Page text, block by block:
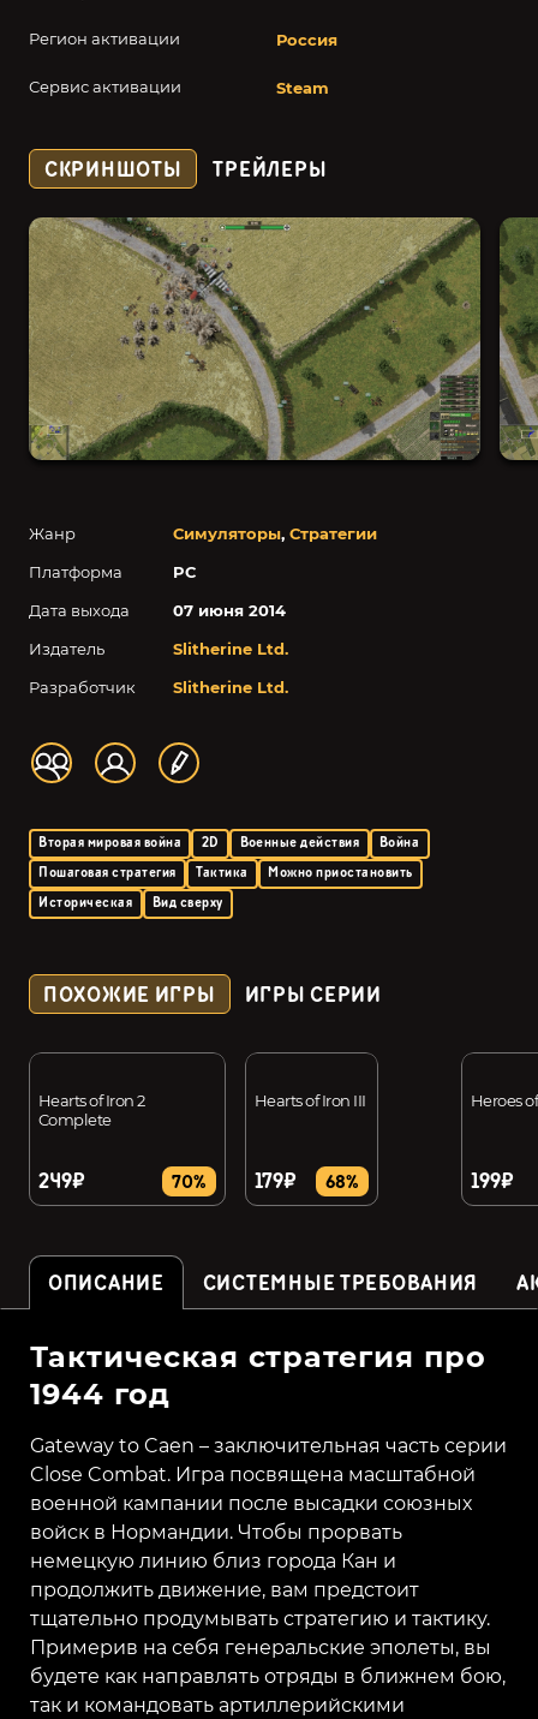
Регион активации Россия
Сервис активации Steam
Жанр Симуляторы, Стратегии
Платформа
PC
Дата выхода
07 июня 2014
Издатель
Slitherine Ltd.
Разработчик
Slitherine Ltd.
Вторая мировая война 2D Военные действия
Война
Пошаговая стратегия
Тактика
Можно приостановить
Историческая
Вид сверху
СКРИНШОТЫ ТРЕЙЛЕРЫ
ПОХОЖИЕ ИГРЫ ИГРЫ СЕРИИ
Hearts of Iron 2
Complete
249₽ 70%
Hearts of Iron III
179₽ 68%
Heroes
199₽
ОПИСАНИЕ СИСТЕМНЫЕ ТРЕБОВАНИЯ
Тактическая стратегия про
1944 год
Gateway to Caen – заключительная часть серии
Close Combat. Игра посвящена масштабной
военной кампании после высадки союзных
войск в Нормандии. Чтобы прорвать
немецкую линию близ города Кан и
продолжить движение, вам предстоит
тщательно продумывать стратегию и тактику.
Примерив на себя генеральские эполеты, вы
будете как направлять отряды в ближнем бою,
так и командовать артиллерийскими